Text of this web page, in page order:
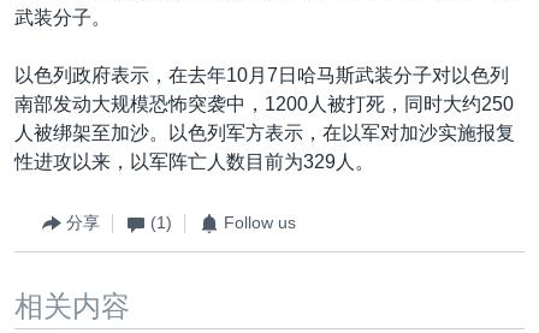
武装分子。
以色列政府表示，在去年10月7日哈马斯武装分子对以色列
南部发动大规模恐怖突袭中，1200人被打死，同时大约250
人被绑架至加沙。以色列军方表示，在以军对加沙实施报复
性进攻以来，以军阵亡人数目前为329人。
分享 (1) Follow us
相关内容